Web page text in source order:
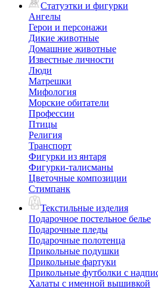
Статуэтки и фигурки
Ангелы
Герои и персонажи
Дикие животные
Домашние животные
Известные личности
Люди
Матрешки
Мифология
Морские обитатели
Профессии
Птицы
Религия
Транспорт
Фигурки из янтаря
Фигурки-талисманы
Цветочные композиции
Стимпанк
Текстильные изделия
Подарочное постельное белье
Подарочные пледы
Подарочные полотенца
Прикольные подушки
Прикольные фартуки
Прикольные футболки с
Халаты с именной вышивкой